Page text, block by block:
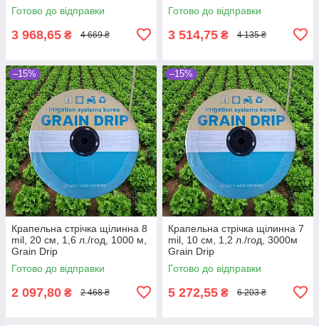
Готово до відправки
3 968,65 ₴ 4 669 ₴
Готово до відправки
3 514,75 ₴ 4 135 ₴
–15%
Крапельна стрічка щілинна 8
mil, 20 см, 1,6 л./год, 1000 м,
Grain Drip
Готово до відправки
2 097,80 ₴ 2 468 ₴
–15%
Крапельна стрічка щілинна 7
mil, 10 см, 1,2 л./год, 3000м
Grain Drip
Готово до відправки
5 272,55 ₴ 6 203 ₴